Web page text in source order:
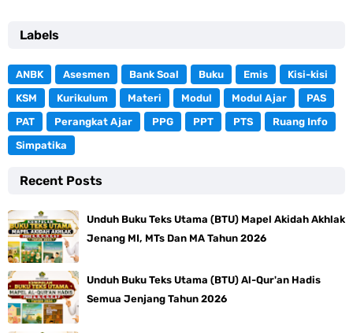
Labels
ANBK Asesmen Bank Soal Buku Emis
Kisi-kisi
KSM
Kurikulum Materi Modul Modul Ajar
PAS
PAT
Perangkat Ajar PPG PPT PTS
Ruang Info
Simpatika
Recent Posts
Unduh Buku Teks Utama (BTU) Mapel Akidah Akhlak
Jenang MI, MTs Dan MA Tahun 2026
Unduh Buku Teks Utama (BTU) Al-Qur'an Hadis
Semua Jenjang Tahun 2026